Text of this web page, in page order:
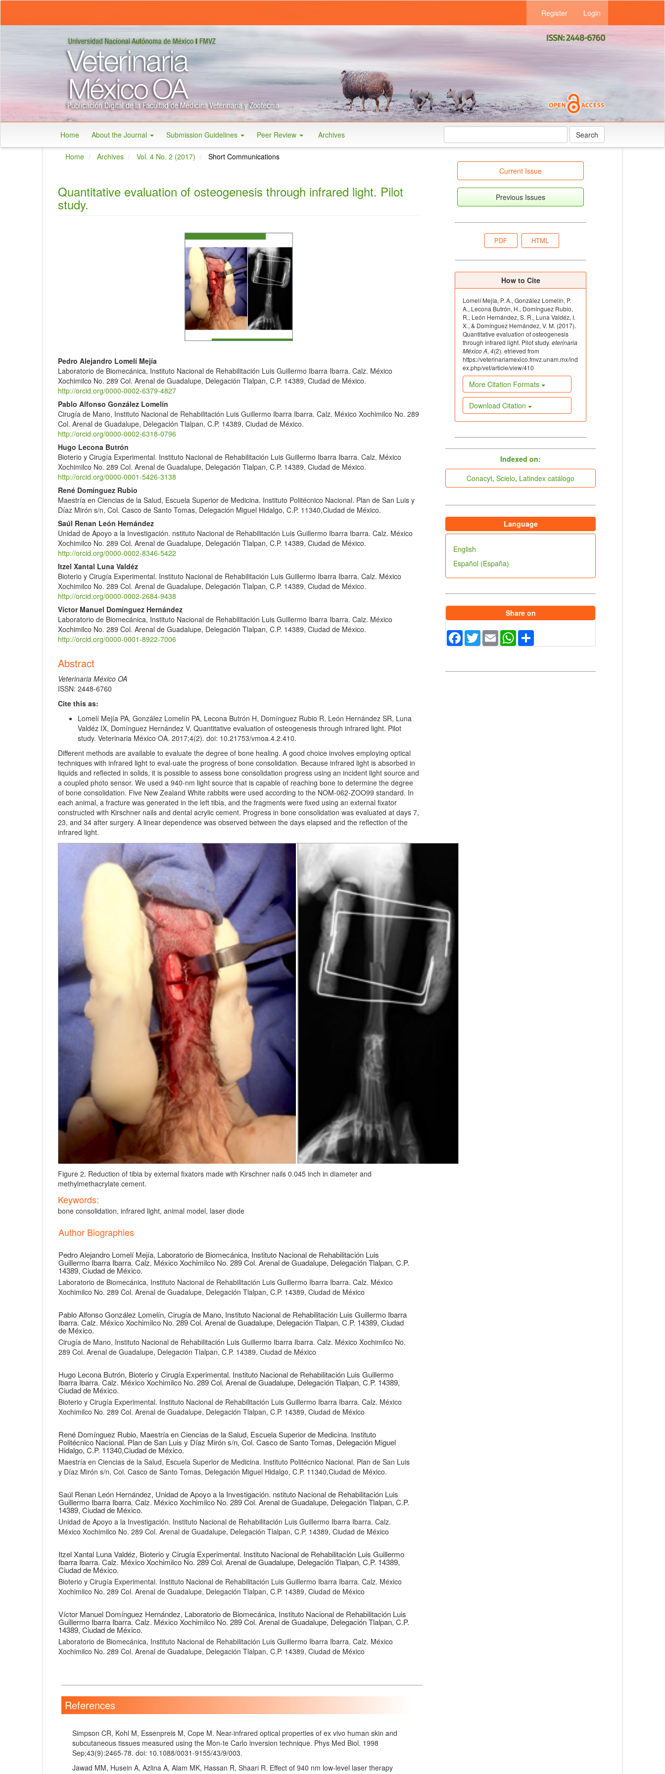
Main
Register Login
Home About the Journal Submission Guidelines Peer Review Archives Search
Home Archives Vol. 4 No. 2 (2017) Short Communications
Quantitative evaluation of osteogenesis through infrared light. Pilot
study.
Main
Article
Content
Pedro Alejandro Lomelí Mejía
Laboratorio de Biomecánica, Instituto Nacional de Rehabilitación Luis Guillermo Ibarra Ibarra. Calz. México
Xochimilco No. 289 Col. Arenal de Guadalupe, Delegación Tlalpan, C.P. 14389, Ciudad de México.
http://orcid.org/0000-0002-6379-4827
Pablo Alfonso González Lomelín
Cirugía de Mano, Instituto Nacional de Rehabilitación Luis Guillermo Ibarra Ibarra. Calz. México Xochimilco No. 289
Col. Arenal de Guadalupe, Delegación Tlalpan, C.P. 14389, Ciudad de México.
http://orcid.org/0000-0002-6318-0796
Hugo Lecona Butrón
Bioterio y Cirugía Experimental. Instituto Nacional de Rehabilitación Luis Guillermo Ibarra Ibarra. Calz. México
Xochimilco No. 289 Col. Arenal de Guadalupe, Delegación Tlalpan, C.P. 14389, Ciudad de México.
http://orcid.org/0000-0001-5426-3138
René Domínguez Rubio
Maestría en Ciencias de la Salud, Escuela Superior de Medicina. Instituto Politécnico Nacional. Plan de San Luis y
Díaz Mirón s/n, Col. Casco de Santo Tomas, Delegación Miguel Hidalgo, C.P. 11340,Ciudad de México.
Saúl Renan León Hernández
Unidad de Apoyo a la Investigación. nstituto Nacional de Rehabilitación Luis Guillermo Ibarra Ibarra. Calz. México
Xochimilco No. 289 Col. Arenal de Guadalupe, Delegación Tlalpan, C.P. 14389, Ciudad de México.
http://orcid.org/0000-0002-8346-5422
Itzel Xantal Luna Valdéz
Bioterio y Cirugía Experimental. Instituto Nacional de Rehabilitación Luis Guillermo Ibarra Ibarra. Calz. México
Xochimilco No. 289 Col. Arenal de Guadalupe, Delegación Tlalpan, C.P. 14389, Ciudad de México.
http://orcid.org/0000-0002-2684-9438
Víctor Manuel Domínguez Hernández
Laboratorio de Biomecánica, Instituto Nacional de Rehabilitación Luis Guillermo Ibarra Ibarra. Calz. México
Xochimilco No. 289 Col. Arenal de Guadalupe, Delegación Tlalpan, C.P. 14389, Ciudad de México.
http://orcid.org/0000-0001-8922-7006
Abstract
Veterinaria México OA
ISSN: 2448-6760
Cite this as:
Lomelí Mejía PA, González Lomelín PA, Lecona Butrón H, Domínguez Rubio R, León Hernández SR, Luna
Valdéz IX, Domínguez Hernández V. Quantitative evaluation of osteogenesis through infrared light. Pilot
study. Veterinaria México OA. 2017;4(2). doi: 10.21753/vmoa.4.2.410.
Different methods are available to evaluate the degree of bone healing. A good choice involves employing optical
techniques with infrared light to eval-uate the progress of bone consolidation. Because infrared light is absorbed in
liquids and reflected in solids, it is possible to assess bone consolidation progress using an incident light source and
a coupled photo sensor. We used a 940-nm light source that is capable of reaching bone to determine the degree
of bone consolidation. Five New Zealand White rabbits were used according to the NOM-062-ZOO99 standard. In
each animal, a fracture was generated in the left tibia, and the fragments were fixed using an external fixator
constructed with Kirschner nails and dental acrylic cement. Progress in bone consolidation was evaluated at days 7,
23, and 34 after surgery. A linear dependence was observed between the days elapsed and the reflection of the
infrared light.
Figure 2. Reduction of tibia by external fixators made with Kirschner nails 0.045 inch in diameter and
methylmethacrylate cement.
Keywords:
bone consolidation, infrared light, animal model, laser diode
Article
Details
Author Biographies
Pedro Alejandro Lomelí Mejía, Laboratorio de Biomecánica, Instituto Nacional de Rehabilitación Luis
Guillermo Ibarra Ibarra. Calz. México Xochimilco No. 289 Col. Arenal de Guadalupe, Delegación Tlalpan, C.P.
14389, Ciudad de México.
Laboratorio de Biomecánica, Instituto Nacional de Rehabilitación Luis Guillermo Ibarra Ibarra. Calz. México
Xochimilco No. 289 Col. Arenal de Guadalupe, Delegación Tlalpan, C.P. 14389, Ciudad de México
Pablo Alfonso González Lomelín, Cirugía de Mano, Instituto Nacional de Rehabilitación Luis Guillermo Ibarra
Ibarra. Calz. México Xochimilco No. 289 Col. Arenal de Guadalupe, Delegación Tlalpan, C.P. 14389, Ciudad
de México.
Cirugía de Mano, Instituto Nacional de Rehabilitación Luis Guillermo Ibarra Ibarra. Calz. México Xochimilco No.
289 Col. Arenal de Guadalupe, Delegación Tlalpan, C.P. 14389, Ciudad de México
Hugo Lecona Butrón, Bioterio y Cirugía Experimental. Instituto Nacional de Rehabilitación Luis Guillermo
Ibarra Ibarra. Calz. México Xochimilco No. 289 Col. Arenal de Guadalupe, Delegación Tlalpan, C.P. 14389,
Ciudad de México.
Bioterio y Cirugía Experimental. Instituto Nacional de Rehabilitación Luis Guillermo Ibarra Ibarra. Calz. México
Xochimilco No. 289 Col. Arenal de Guadalupe, Delegación Tlalpan, C.P. 14389, Ciudad de México
René Domínguez Rubio, Maestría en Ciencias de la Salud, Escuela Superior de Medicina. Instituto
Politécnico Nacional. Plan de San Luis y Díaz Mirón s/n, Col. Casco de Santo Tomas, Delegación Miguel
Hidalgo, C.P. 11340,Ciudad de México.
Maestría en Ciencias de la Salud, Escuela Superior de Medicina. Instituto Politécnico Nacional. Plan de San Luis
y Díaz Mirón s/n, Col. Casco de Santo Tomas, Delegación Miguel Hidalgo, C.P. 11340,Ciudad de México.
Saúl Renan León Hernández, Unidad de Apoyo a la Investigación. nstituto Nacional de Rehabilitación Luis
Guillermo Ibarra Ibarra. Calz. México Xochimilco No. 289 Col. Arenal de Guadalupe, Delegación Tlalpan, C.P.
14389, Ciudad de México.
Unidad de Apoyo a la Investigación. Instituto Nacional de Rehabilitación Luis Guillermo Ibarra Ibarra. Calz.
México Xochimilco No. 289 Col. Arenal de Guadalupe, Delegación Tlalpan, C.P. 14389, Ciudad de México
Itzel Xantal Luna Valdéz, Bioterio y Cirugía Experimental. Instituto Nacional de Rehabilitación Luis Guillermo
Ibarra Ibarra. Calz. México Xochimilco No. 289 Col. Arenal de Guadalupe, Delegación Tlalpan, C.P. 14389,
Ciudad de México.
Bioterio y Cirugía Experimental. Instituto Nacional de Rehabilitación Luis Guillermo Ibarra Ibarra. Calz. México
Xochimilco No. 289 Col. Arenal de Guadalupe, Delegación Tlalpan, C.P. 14389, Ciudad de México
Víctor Manuel Domínguez Hernández, Laboratorio de Biomecánica, Instituto Nacional de Rehabilitación Luis
Guillermo Ibarra Ibarra. Calz. México Xochimilco No. 289 Col. Arenal de Guadalupe, Delegación Tlalpan, C.P.
14389, Ciudad de México.
Laboratorio de Biomecánica, Instituto Nacional de Rehabilitación Luis Guillermo Ibarra Ibarra. Calz. México
Xochimilco No. 289 Col. Arenal de Guadalupe, Delegación Tlalpan, C.P. 14389, Ciudad de México
References
Simpson CR, Kohl M, Essenpreis M, Cope M. Near-infrared optical properties of ex vivo human skin and
subcutaneous tissues measured using the Mon-te Carlo inversion technique. Phys Med Biol. 1998
Sep;43(9):2465-78. doi: 10.1088/0031-9155/43/9/003.
Jawad MM, Husein A, Azlina A, Alam MK, Hassan R, Shaari R. Effect of 940 nm low-level laser therapy
Current Issue
Previous Issues
PDF HTML
How to Cite
Lomelí Mejía, P. A., González Lomelín, P.
A., Lecona Butrón, H., Domínguez Rubio,
R., León Hernández, S. R., Luna Valdéz, I.
X., & Domínguez Hernández, V. M. (2017).
Quantitative evaluation of osteogenesis
through infrared light. Pilot study. eterinaria
México A, 4(2). etrieved from
https://veterinariamexico.fmvz.unam.mx/ind
ex.php/vet/article/view/410
More Citation Formats
Download Citation
Indexed on:
Conacyt, Scielo, Latindex catálogo
Language
English
Español (España)
Share on
Facebook
TwitterEmail WhatsApp